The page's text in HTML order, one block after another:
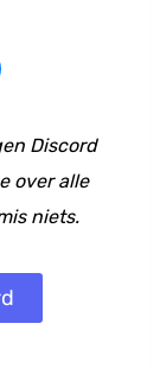
Discord
over alle
niets.